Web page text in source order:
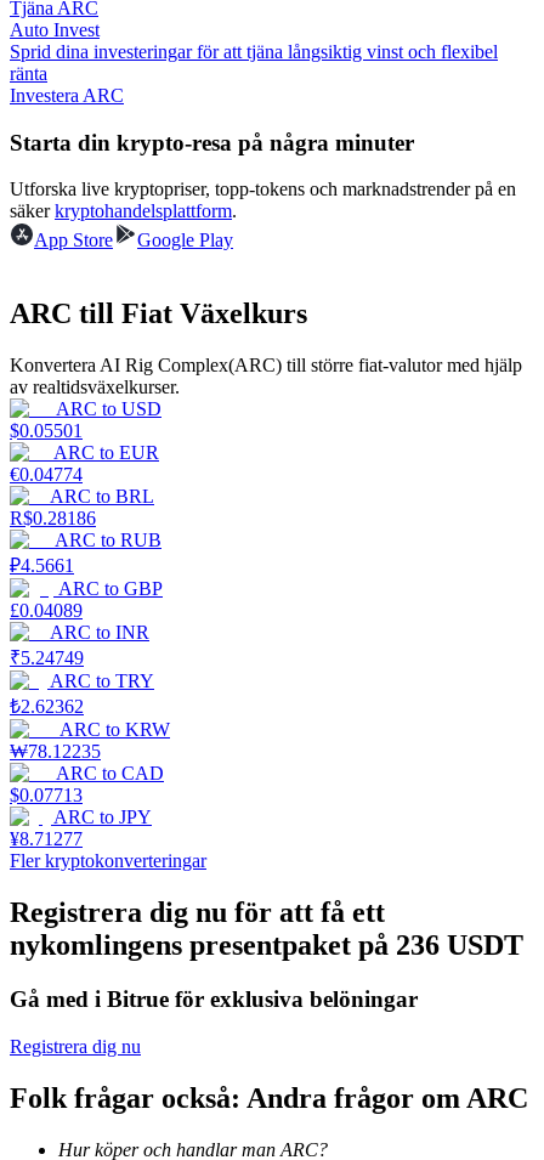
Power Piggy
Tjäna konkurrenskraftiga belöningar dagligen
Utsättning
Hög avkastning och omedelbar tillgång
Launchpool
Flexibel insats för att tjäna populära tokens
Tjäna ARC
Auto Invest
Sprid dina investeringar för att tjäna långsiktig vinst och flexibel
ränta
Investera ARC
Starta din krypto-resa på några minuter
Utforska live kryptopriser, topp-tokens och marknadstrender på en
säkerkryptohandelsplattform.
App Store
Google Play
ARC till Fiat Växelkurs
Konvertera AI Rig Complex(ARC) till större fiat-valutor med hjälp
av realtidsväxelkurser.
ARC to USD
$0.05501
ARC to EUR
€0.04774
ARC to BRL
R$0.28186
ARC to RUB
₽4.5661
ARC to GBP
£0.04089
ARC to INR
₹5.24749
ARC to TRY
₺2.62362
ARC to KRW
₩78.12235
ARC to CAD
$0.07713
ARC to JPY
¥8.71277
Fler kryptokonverteringar
Registrera dig nu för att få ett
nykomlingens presentpaket på 236 USDT
Gå med i Bitrue för exklusiva belöningar
Registrera dig nu
Folk frågar också: Andra frågor om ARC
Hur köper och handlar man ARC?